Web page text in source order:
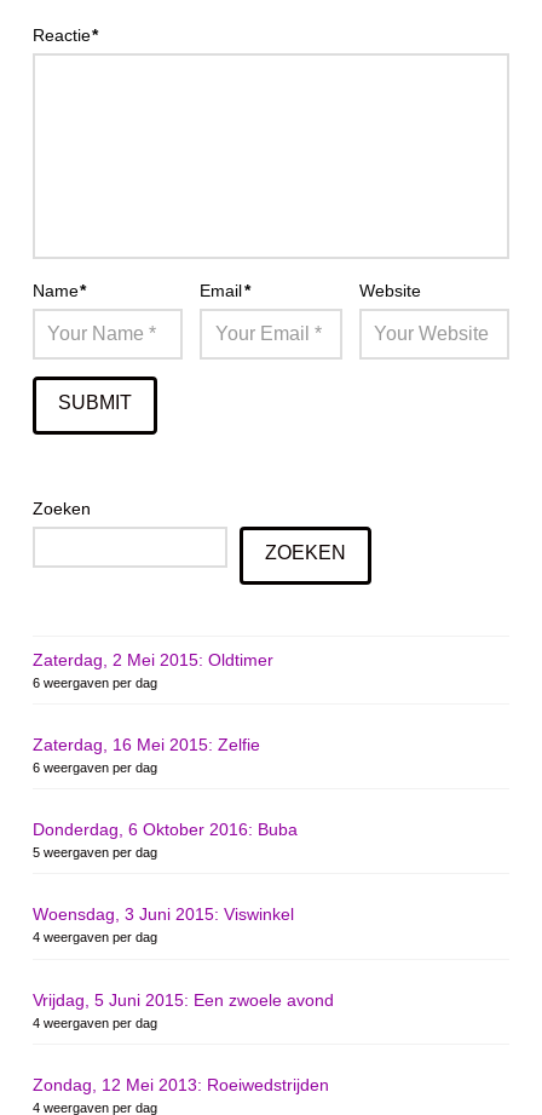
Reactie*
Name* Email* Website
Zoeken
ZOEKEN
Zaterdag, 2 Mei 2015: Oldtimer
6 weergaven per dag
Zaterdag, 16 Mei 2015: Zelfie
6 weergaven per dag
Donderdag, 6 Oktober 2016: Buba
5 weergaven per dag
Woensdag, 3 Juni 2015: Viswinkel
4 weergaven per dag
Vrijdag, 5 Juni 2015: Een zwoele avond
4 weergaven per dag
Zondag, 12 Mei 2013: Roeiwedstrijden
4 weergaven per dag